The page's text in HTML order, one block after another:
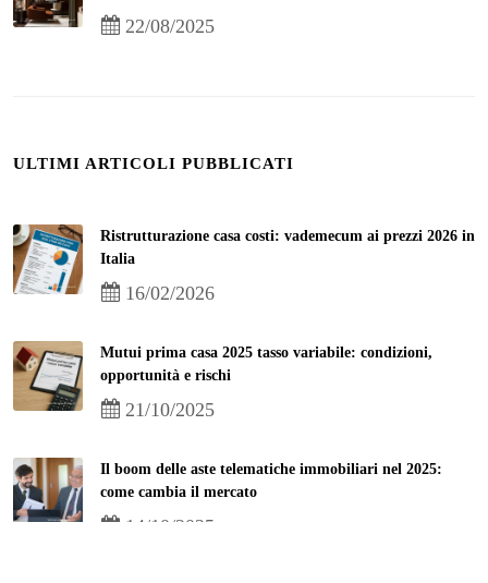
22/08/2025
ULTIMI ARTICOLI PUBBLICATI
Ristrutturazione casa costi: vademecum ai prezzi 2026 in
Italia
16/02/2026
Mutui prima casa 2025 tasso variabile: condizioni,
opportunità e rischi
21/10/2025
Il boom delle aste telematiche immobiliari nel 2025:
come cambia il mercato
14/10/2025